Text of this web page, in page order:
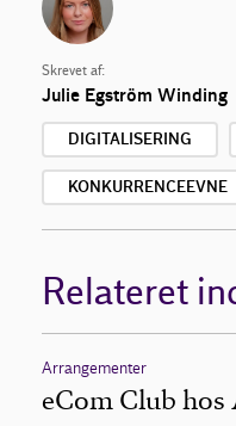
Skrevet af:
Julie Egström Winding
DIGITALISERING
KONKURRENCEEVNE
Relateret
Arrangementer
eCom Club hos